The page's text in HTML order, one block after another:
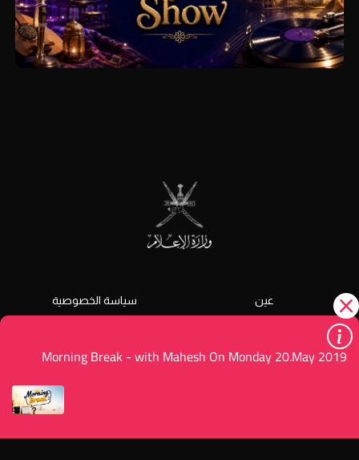
Morning Break - with Mahesh On Monday 20.May 2019
عين سياسة الخصوصية